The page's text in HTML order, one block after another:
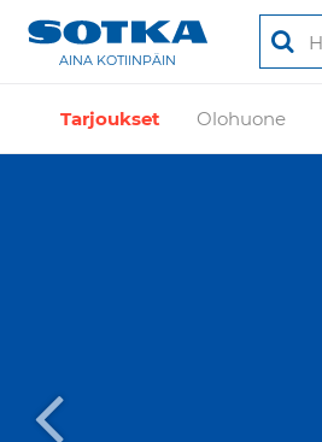
AINA KOTIINPÄIN
Tarjoukset Olohuone